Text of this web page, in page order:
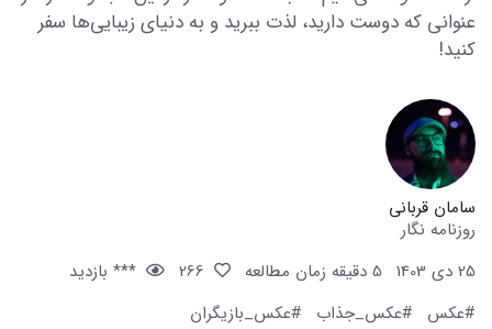
عنوانی که دوست دارید، لذت ببرید و به دنیای زیبایی‌ها سفر
کنید!
سامان قربانی
روزنامه نگار
25 دی 1403
5 دقیقه زمان مطالعه
*** بازدید
#عکس
#عکس_جذاب #عکس_بازیگران